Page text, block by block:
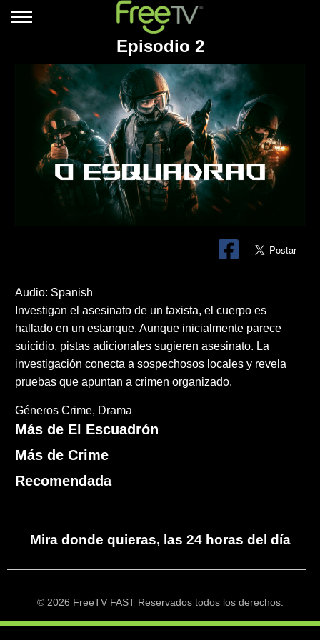
Episodio 2
Audio: Spanish
Investigan el asesinato de un taxista, el cuerpo es
hallado en un estanque. Aunque inicialmente parece
suicidio, pistas adicionales sugieren asesinato. La
investigación conecta a sospechosos locales y revela
pruebas que apuntan a crimen organizado.
Géneros Crime Drama
Más de El Escuadrón
Más de Crime
Recomendada
Mira donde quieras, las 24 horas del día
© 2026 FreeTV FAST Reservados todos los derechos.